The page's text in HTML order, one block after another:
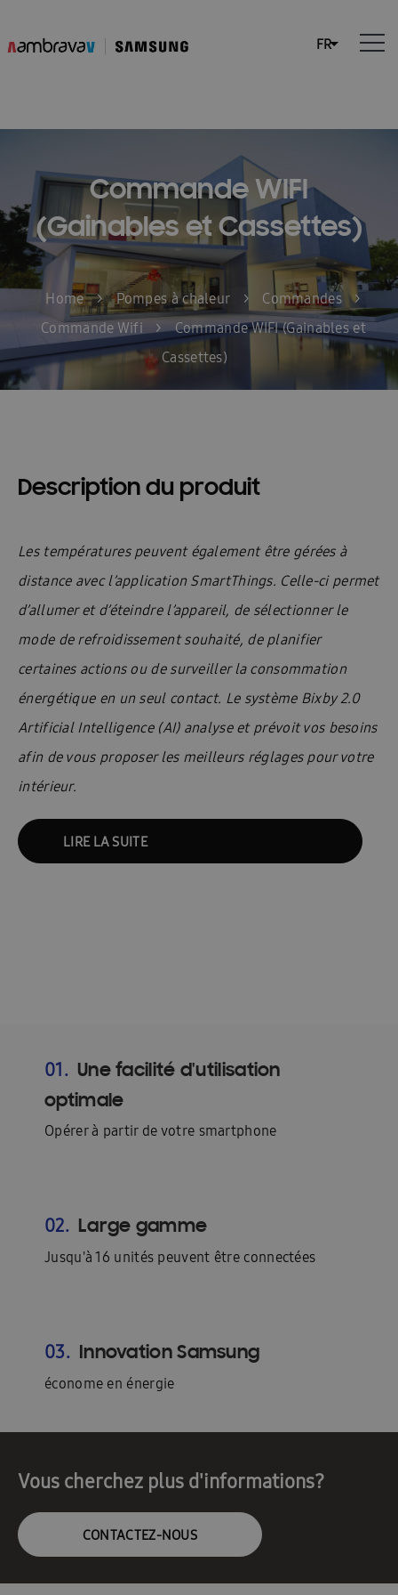
Commande WIFI
(Gainables et Cassettes)
Home > Pompes à chaleur > Commandes >
Commande Wifi
> Commande WIFI (Gainables et
Cassettes)
Description du produit
Les températures peuvent également être gérées à
distance avec l’application SmartThings. Celle-ci permet
d’allumer et d’éteindre l’appareil, de sélectionner le
mode de refroidissement souhaité, de planifier
certaines actions ou de surveiller la consommation
énergétique en un seul contact. Le système Bixby 2.0
Artificial Intelligence (AI) analyse et prévoit vos besoins
afin de vous proposer les meilleurs réglages pour votre
intérieur.
LIRE LA SUITE
01. Une facilité d'utilisation
optimale
Opérer à partir de votre smartphone
02. Large gamme
Jusqu'à 16 unités peuvent être connectées
03. Innovation Samsung
économe en énergie
Vous cherchez plus d'informations?
CONTACTEZ-NOUS